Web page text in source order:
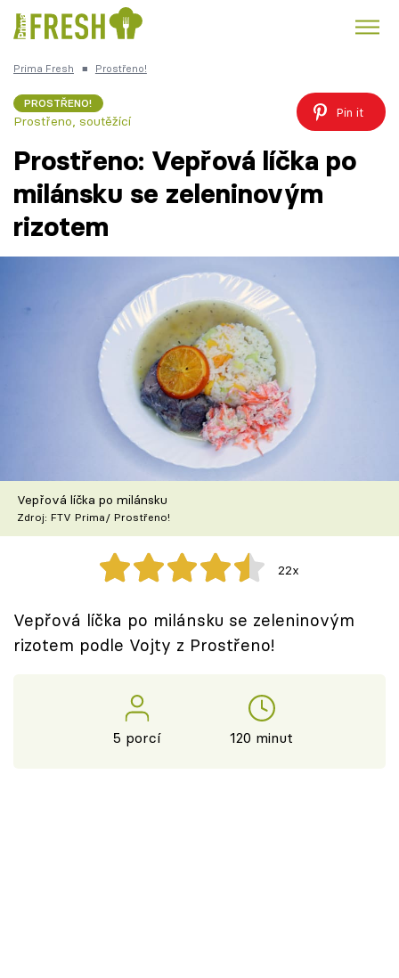
Česká kuchyně
Témata
TV Program
Škola vaření
Recepty z TV
Speciál: Cuketa
Těhotnej kuchař
Přihlášení
Prima Fresh ■ Prostřeno!
PROSTŘENO!
Prostřeno, soutěžící
Pin it
Prostřeno: Vepřová líčka po
milánsku se zeleninovým
rizotem
Vepřová líčka po milánsku
Zdroj: FTV Prima/ Prostřeno!
22x
Vepřová líčka po milánsku se zeleninovým
rizotem podle Vojty z Prostřeno!
5 porcí 120 minut